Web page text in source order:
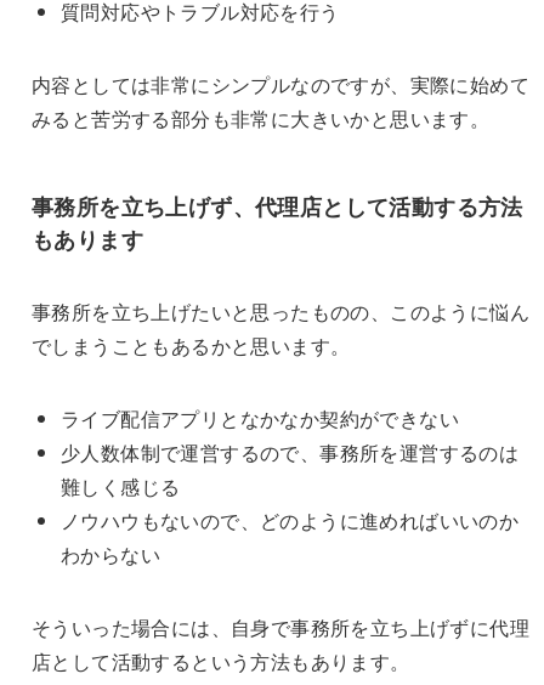
質問対応やトラブル対応を行う
内容としては非常にシンプルなのですが、実際に始めて
みると苦労する部分も非常に大きいかと思います。
事務所を立ち上げず、代理店として活動する方法
もあります
事務所を立ち上げたいと思ったものの、このように悩ん
でしまうこともあるかと思います。
ライブ配信アプリとなかなか契約ができない
少人数体制で運営するので、事務所を運営するのは
難しく感じる
ノウハウもないので、どのように進めればいいのか
わからない
そういった場合には、自身で事務所を立ち上げずに代理
店として活動するという方法もあります。